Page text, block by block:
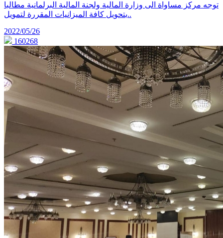
توجه مركز مساواة الى وزارة المالية ولجنة المالية البرلمانية مطالبا
بتحويل كافة الميزانيات المقررة لتمويل..
2022/05/26
160268